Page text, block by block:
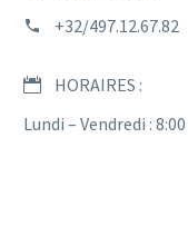
+32/497.12.67.82
HORAIRES :
Lundi – Vendredi :